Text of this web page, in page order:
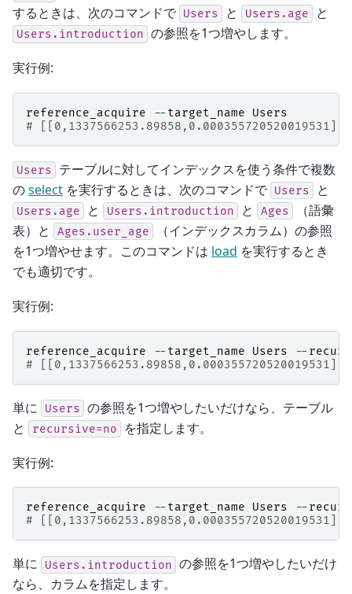
するときは、次のコマンドで Users と Users.age と
Users.introduction の参照を1つ増やします。
実行例:
reference_acquire -- target_name
Users
#
Users
テーブルに対してインデックスを使う条件で複数
のselect を実行するときは、次のコマンドで Users と
Users.age と Users.introduction と Ages
（語彙
表）と
Ages.user_age
（インデックスカラム）の参照
を1つ増やせます。このコマンドは load を実行するとき
でも適切です。
実行例:
reference_acquire -- target_name Users --
#
単に Users の参照を1つ増やしたいだけなら、テーブル
と
recursive=no を指定します。
実行例:
reference_acquire -- target_name Users --
#
単に Users.introduction の参照を1つ増やしたいだけ
なら、カラムを指定します。